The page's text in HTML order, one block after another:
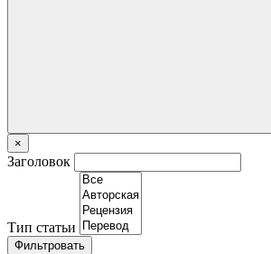
×
Заголовок
Тип статьи
Фильтровать